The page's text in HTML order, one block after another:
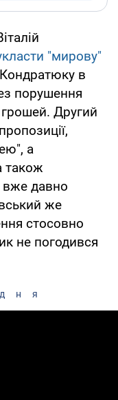
"мирову"
в
порушення
грошей. Другий
а
також
вже давно
же
стосовно
не погодився